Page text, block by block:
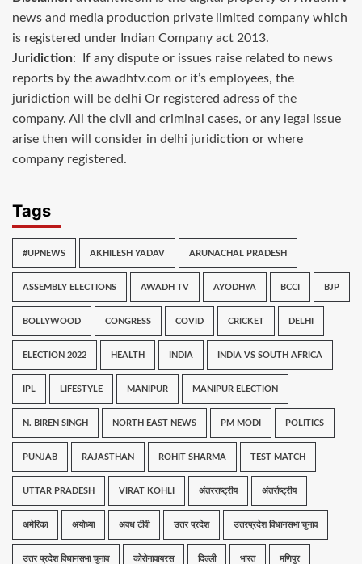
news and media production private limited company which
is registered under Indian Company act 2013.
Juridiction: If any dispute or issues raise related to news
reports by the awadhtv.com or it’s employees, the
juridiction will be delhi Or registered adress of the
company. All the civil and criminal cases, or any legal issue
arise then will consider in delhi juridiction or where
company registered.
Tags
#UPNEWS AKHILESH YADAV ARUNACHAL PRADESH
ASSEMBLY ELECTIONS AWADH TV AYODHYA BCCI BJP
BOLLYWOOD CONGRESS COVID CRICKET DELHI
ELECTION 2022 HEALTH INDIA INDIA VS SOUTH AFRICA
IPL LIFESTYLE MANIPUR MANIPUR ELECTION
N. BIREN SINGH NORTH EAST NEWS PM MODI POLITICS
PUNJAB RAJASTHAN ROHIT SHARMA TEST MATCH
UTTAR PRADESH VIRAT KOHLI अंतरराष्ट्रीय अंतर्राष्ट्रीय
अमेरिका अयोध्या अवध टीवी उत्तर प्रदेश उत्तरप्रदेश विधानसभा चुनाव
उत्तर प्रदेश विधानसभा चुनाव कोरोनावायरस दिल्ली भारत मणिपुर